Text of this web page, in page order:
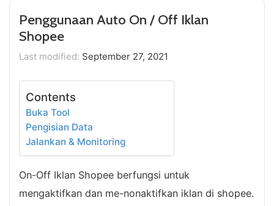
Penggunaan Auto On / Off Iklan
Shopee
Last modified: September 27, 2021
Contents
Buka Tool
Pengisian Data
Jalankan & Monitoring
On-Off Iklan Shopee berfungsi untuk
mengaktifkan dan me-nonaktifkan iklan di shopee.